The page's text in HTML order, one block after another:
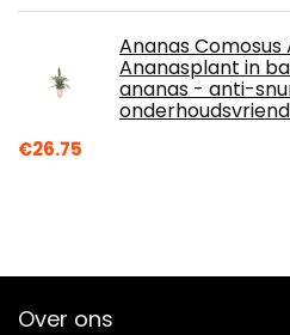
Ananas Comosus
Ananasplant in
ananas - anti-
€26.75
Over ons